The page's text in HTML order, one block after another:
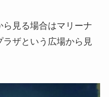
見る場合はマリーナ
ザという広場から見